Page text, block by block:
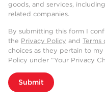
goods, and services,
related companies.
By submitting this form I
the Privacy Policy and Terms
choices as they pertain to
Policy under “Your Privacy
Submit